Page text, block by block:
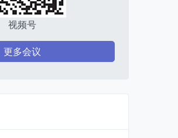
视频号
更多会议